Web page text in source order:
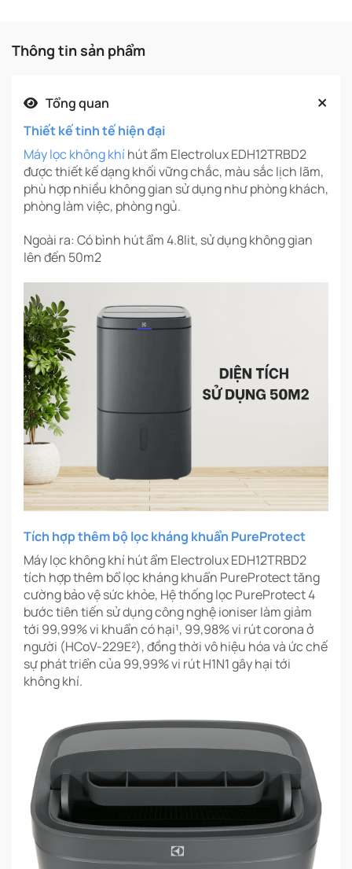
Thông tin sản phẩm
Tổng quan
Thiết kế tinh tế hiện đại
Máy lọc không khí hút ẩm Electrolux EDH12TRBD2
được thiết kế dạng khối vững chắc, màu sắc lịch lãm,
phù hợp nhiều không gian sử dụng như phòng khách,
phòng làm việc, phòng ngủ.
Ngoài ra: Có bình hút ẩm 4.8lit, sử dụng không gian
lên đến 50m2
Tích hợp thêm bộ lọc kháng khuẩn PureProtect
Máy lọc không khí hút ẩm Electrolux EDH12TRBD2
tích hợp thêm bổ lọc kháng khuẩn PureProtect tăng
cường bảo vệ sức khỏe, Hệ thống lọc PureProtect 4
bước tiên tiến sử dụng công nghệ ioniser làm giảm
tới 99,99% vi khuẩn có hại¹, 99,98% vi rút corona ở
người (HCoV-229E²), đồng thời vô hiệu hóa và ức chế
sự phát triển của 99,99% vi rút H1N1 gây hại tới
không khí.